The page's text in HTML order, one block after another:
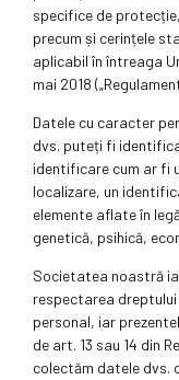
specifice de
precum și cerințele
aplicabil în întreaga
mai 2018
Datele cu caracter
dvs. puteți fi
identificare cum ar fi
localizare, un
elemente aflate în
genetică, psihică,
Societatea noastră
respectarea
personal, iar
de art. 13 sau 14 din
colectăm datele dvs.